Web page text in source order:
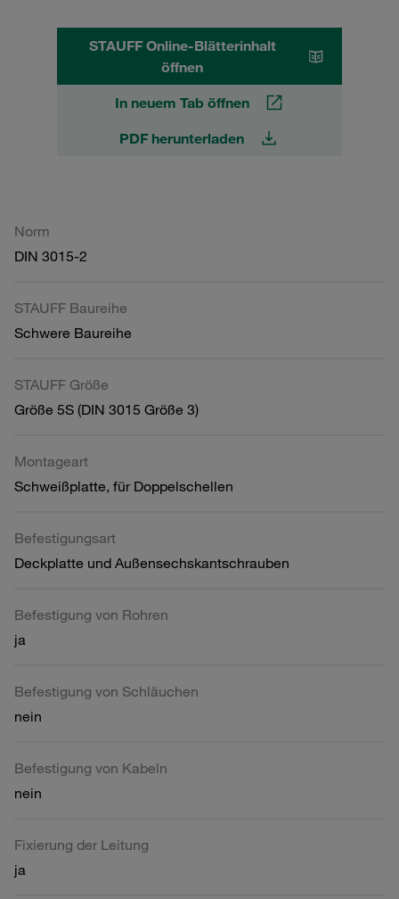
STAUFF Online-Blätterinhalt
öffnen
In neuem Tab öffnen
PDF herunterladen
Norm
DIN 3015-2
STAUFF Baureihe
Schwere Baureihe
STAUFF Größe
Größe 5S (DIN 3015 Größe 3)
Montageart
Schweißplatte, für Doppelschellen
Befestigungsart
Deckplatte und Außensechskantschrauben
Befestigung von Rohren
ja
Befestigung von Schläuchen
nein
Befestigung von Kabeln
nein
Fixierung der Leitung
ja